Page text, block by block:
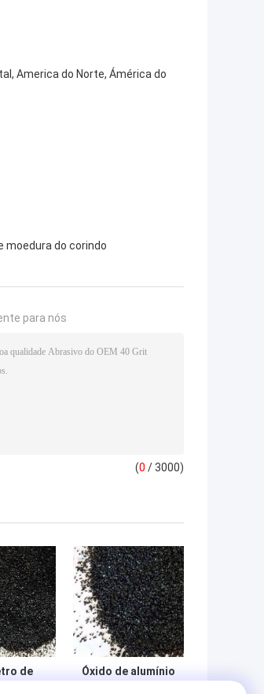
America do Norte, Ámérica do
moedura do corindo
para nós
(0 / 3000)
de
Óxido de alumínio